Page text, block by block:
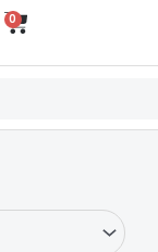
0
CART